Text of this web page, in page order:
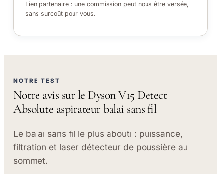
Lien partenaire : une commission peut nous être versée,
sans surcoût pour vous.
NOTRE TEST
Notre avis sur le Dyson V15 Detect
Absolute aspirateur balai sans fil
Le balai sans fil le plus abouti : puissance,
filtration et laser détecteur de poussière au
sommet.